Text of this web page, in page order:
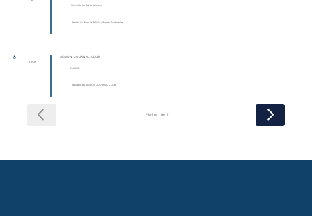
Ubicación no determinada
Sesión Ordinaria SMCN , Sesión Ordinaria
8
sept
SESIÓN JOURNAL CLUB
ONLINE
Residentes, SESIÓN JOURNAL CLUB
Página 1 de 7